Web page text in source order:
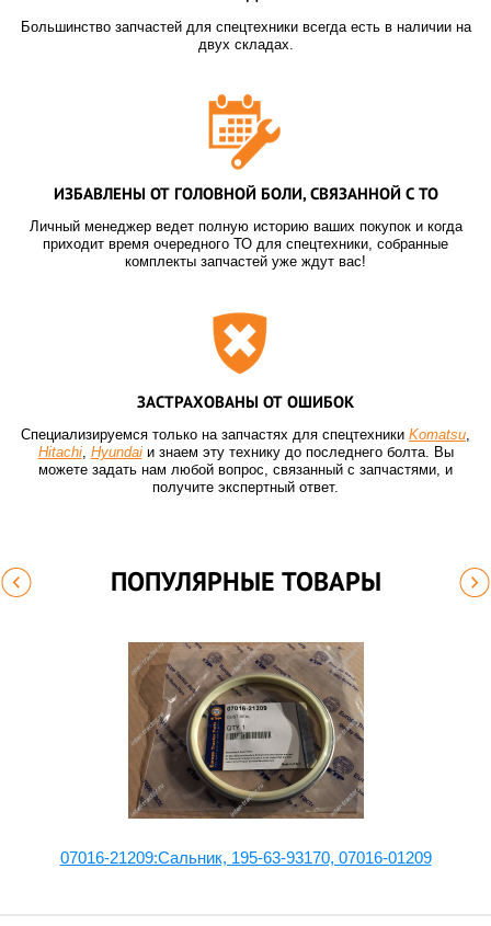
Большинство запчастей для спецтехники всегда есть в наличии на
двух складах.
ИЗБАВЛЕНЫ ОТ ГОЛОВНОЙ БОЛИ, СВЯЗАННОЙ С ТО
Личный менеджер ведет полную историю ваших покупок и когда
приходит время очередного ТО для спецтехники, собранные
комплекты запчастей уже ждут вас!
ЗАСТРАХОВАНЫ ОТ ОШИБОК
Специализируемся только на запчастях для спецтехники Komatsu,
Hitachi, Hyundaiи знаем эту технику до последнего болта. Вы
можете задать нам любой вопрос, связанный с запчастями, и
получите экспертный ответ.
ПОПУЛЯРНЫЕ ТОВАРЫ
07016-21209:Сальник, 195-63-93170, 07016-01209